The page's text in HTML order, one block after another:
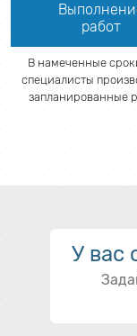
работ
В намеченные
специалисты
запланированные
У вас